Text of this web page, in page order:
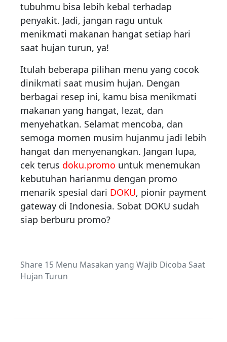
tubuhmu bisa lebih kebal terhadap
penyakit. Jadi, jangan ragu untuk
menikmati makanan hangat setiap hari
saat hujan turun, ya!
Itulah beberapa pilihan menu yang cocok
dinikmati saat musim hujan. Dengan
berbagai resep ini, kamu bisa menikmati
makanan yang hangat, lezat, dan
menyehatkan. Selamat mencoba, dan
semoga momen musim hujanmu jadi lebih
hangat dan menyenangkan. Jangan lupa,
cek terus doku.promo untuk menemukan
kebutuhan harianmu dengan promo
menarik spesial dari DOKU, pionir payment
gateway di Indonesia. Sobat DOKU sudah
siap berburu promo?
Share 15 Menu Masakan yang Wajib Dicoba Saat
Hujan Turun